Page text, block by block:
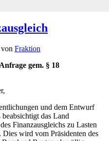
von Fraktion
gem. § 18
und dem Entwurf
beabsichtigt das Land
Finanzausgleichs zu Lasten
wird vom Präsidenten des